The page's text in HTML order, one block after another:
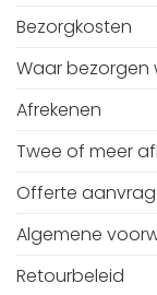
Bezorgkosten
Waar bezorgen
Afrekenen
Twee of meer
Offerte
Algemene
Retourbeleid